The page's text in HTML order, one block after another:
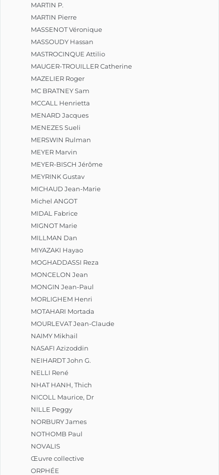
MARTIN P.
MARTIN Pierre
MASSENOT Véronique
MASSOUDY Hassan
MASTROCINQUE Attilio
MAUGER-TROUILLER Catherine
MAZELIER Roger
MC BRATNEY Sam
MCCALL Henrietta
MENARD Jacques
MENEZES Sueli
MERSWIN Rulman
MEYER Marvin
MEYER-BISCH Jérôme
MEYRINK Gustav
MICHAUD Jean-Marie
Michel ANGOT
MIDAL Fabrice
MIGNOT Marie
MILLMAN Dan
MIYAZAKI Hayao
MOGHADDASSI Reza
MONCELON Jean
MONGIN Jean-Paul
MORLIGHEM Henri
MOTAHARI Mortada
MOURLEVAT Jean-Claude
NAIMY Mikhail
NASAFI Azizoddin
NEIHARDT John G.
NELLI René
NHAT HANH, Thich
NICOLL Maurice, Dr
NILLE Peggy
NORBURY James
NOTHOMB Paul
NOVALIS
Œuvre collective
ORPHÉE